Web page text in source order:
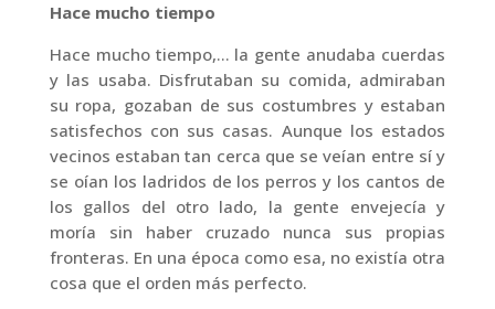
Hace mucho tiempo
Hace mucho tiempo,… la gente anudaba cuerdas
y las usaba. Disfrutaban su comida, admiraban
su ropa, gozaban de sus costumbres y estaban
satisfechos con sus casas. Aunque los estados
vecinos estaban tan cerca que se veían entre sí y
se oían los ladridos de los perros y los cantos de
los gallos del otro lado, la gente envejecía y
moría sin haber cruzado nunca sus propias
fronteras. En una época como esa, no existía otra
cosa que el orden más perfecto.